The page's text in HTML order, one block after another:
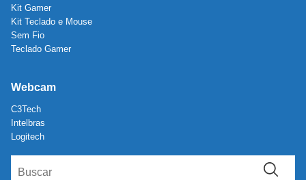
Kit Gamer
Kit Teclado e Mouse
Sem Fio
Teclado Gamer
Webcam
C3Tech
Intelbras
Logitech